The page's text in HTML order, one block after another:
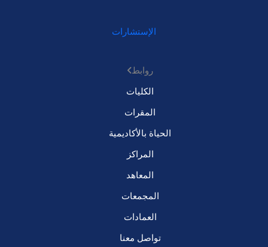
الإستشارات
روابط
الكليات
المقرات
الحياة بالأكاديمية
المراكز
المعاهد
المجمعات
العمادات
تواصل معنا